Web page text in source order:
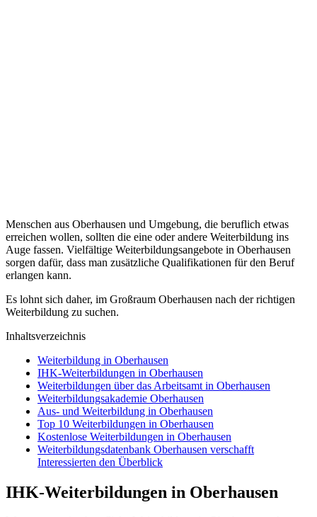
Menschen aus Oberhausen und Umgebung, die beruflich etwas
erreichen wollen, sollten die eine oder andere Weiterbildung ins
Auge fassen. Vielfältige Weiterbildungsangebote in Oberhausen
sorgen dafür, dass man zusätzliche Qualifikationen für den Beruf
erlangen kann.
Es lohnt sich daher, im Großraum Oberhausen nach der richtigen
Weiterbildung zu suchen.
Inhaltsverzeichnis
Weiterbildung in Oberhausen
IHK-Weiterbildungen in Oberhausen
Weiterbildungen über das Arbeitsamt in Oberhausen
Weiterbildungsakademie Oberhausen
Aus- und Weiterbildung in Oberhausen
Top 10 Weiterbildungen in Oberhausen
Kostenlose Weiterbildungen in Oberhausen
Weiterbildungsdatenbank Oberhausen verschafft
Interessierten den Überblick
IHK-Weiterbildungen in Oberhausen